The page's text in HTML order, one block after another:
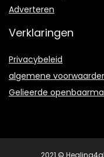
Adverteren
Verklaringen
Privacybeleid
algemene
Gelieerde